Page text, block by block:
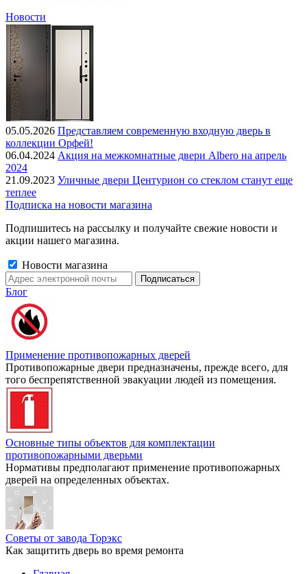
Новости
05.05.2026 Представляем современную входную дверь в
коллекции Орфей!
06.04.2024 Акция на межкомнатные двери Albero на апрель
2024
21.09.2023 Уличные двери Центурион со стеклом станут еще
теплее
Подписка на новости магазина
Подпишитесь на рассылку и получайте свежие новости и
акции нашего магазина.
Новости магазина
Блог
Применение противопожарных дверей
Противопожарные двери предназначены, прежде всего, для
того беспрепятственной эвакуации людей из помещения.
Основные типы объектов для комплектации
противопожарными дверьми
Нормативы предполагают применение противопожарных
дверей на определенных объектах.
Советы от завода Торэкс
Как защитить дверь во время ремонта